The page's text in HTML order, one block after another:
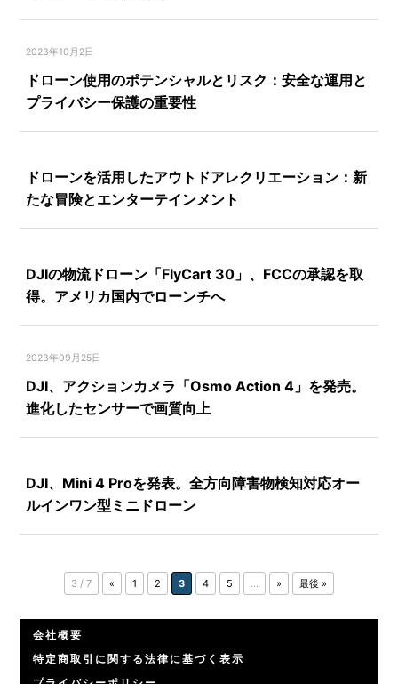
2023年10月2日
ドローン使用のポテンシャルとリスク：安全な運用と
プライバシー保護の重要性
ドローンを活用したアウトドアレクリエーション：新
たな冒険とエンターテインメント
DJIの物流ドローン「FlyCart 30」、FCCの承認を取
得。アメリカ国内でローンチへ
2023年09月25日
DJI、アクションカメラ「Osmo Action 4」を発売。
進化したセンサーで画質向上
DJI、Mini 4 Proを発表。全方向障害物検知対応オー
ルインワン型ミニドローン
3 / 7 « 1 2 3 4 5 ... » 最後 »
会社概要
特定商取引に関する法律に基づく表示